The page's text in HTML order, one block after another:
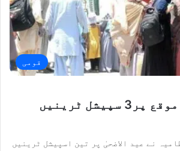
قومی
عید الاضحیٰ کے موقع پر3 سپیشل ٹرینیں
نے عید الاضحیٰ پر تین اسپیشل ٹرینیں